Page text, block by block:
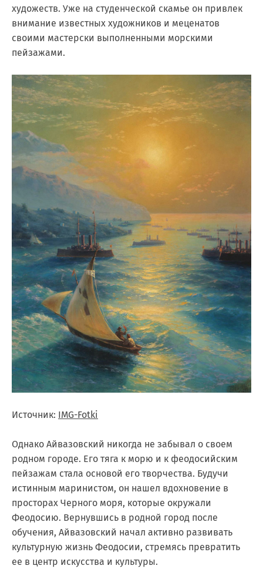
художеств. Уже на студенческой скамье он привлек
внимание известных художников и меценатов
своими мастерски выполненными морскими
пейзажами.
Источник: IMG-Fotki
Однако Айвазовский никогда не забывал о своем
родном городе. Его тяга к морю и к феодосийским
пейзажам стала основой его творчества. Будучи
истинным маринистом, он нашел вдохновение в
просторах Черного моря, которые окружали
Феодосию. Вернувшись в родной город после
обучения, Айвазовский начал активно развивать
культурную жизнь Феодосии, стремясь превратить
ее в центр искусства и культуры.